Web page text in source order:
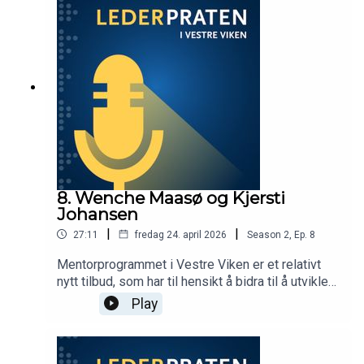
og tilgjengelig leder på avstand. Hva skal til for å
lykkes i en slik rolle – og hvordan skaper man et
godt samarbeid med andre ledere? Programleder
er Beate Sand.
8. Wenche Maasø og Kjersti
Johansen
27:11 | fredag 24. april 2026 | Season 2 Ep. 8
Mentorprogrammet i Vestre Viken er et relativt
nytt tilbud, som har til hensikt å bidra til å utvikle
robuste og trygge ledere gjennom blant annet
personlig utvikling, emosjonell støtte og
ferske ledere støtte og veiledning av mer erfarne
Play